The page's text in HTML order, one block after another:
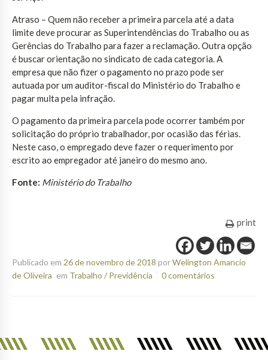
Atraso – Quem não receber a primeira parcela até a data
limite deve procurar as Superintendências do Trabalho ou as
Gerências do Trabalho para fazer a reclamação. Outra opção
é buscar orientação no sindicato de cada categoria. A
empresa que não fizer o pagamento no prazo pode ser
autuada por um auditor-fiscal do Ministério do Trabalho e
pagar multa pela infração.
O pagamento da primeira parcela pode ocorrer também por
solicitação do próprio trabalhador, por ocasião das férias.
Neste caso, o empregado deve fazer o requerimento por
escrito ao empregador até janeiro do mesmo ano.
Fonte: Ministério do Trabalho
print
Publicado em 26 de novembro de 2018 porWelington Amancio
de Oliveira em Trabalho / Previdência 0 comentários